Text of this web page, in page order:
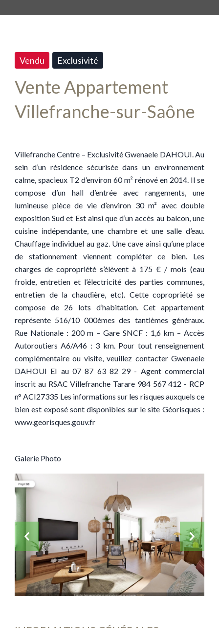
Vendu Exclusivité
Vente Appartement
Villefranche-sur-Saône
Villefranche Centre – Exclusivité Gwenaele DAHOUI. Au
sein d’un résidence sécurisée dans un environnement
calme, spacieux T2 d’environ 60 m² rénové en 2014. Il se
compose d’un hall d’entrée avec rangements, une
lumineuse pièce de vie d’environ 30 m² avec double
exposition Sud et Est ainsi que d’un accès au balcon, une
cuisine indépendante, une chambre et une salle d’eau.
Chauffage individuel au gaz. Une cave ainsi qu’une place
de stationnement viennent compléter ce bien. Les
charges de copropriété s’élèvent à 175 € / mois (eau
froide, entretien et l’électricité des parties communes,
entretien de la chaudière, etc). Cette copropriété se
compose de 26 lots d’habitation. Cet appartement
représente 516/10 000èmes des tantièmes généraux.
Rue Nationale : 200 m – Gare SNCF : 1,6 km – Accès
Autoroutiers A6/A46 : 3 km. Pour tout renseignement
complémentaire ou visite, veuillez contacter Gwenaele
DAHOUI EI au 07 87 63 82 29 - Agent commercial
inscrit au RSAC Villefranche Tarare 984 567 412 - RCP
n° ACI27335 Les informations sur les risques auxquels ce
bien est exposé sont disponibles sur le site Géorisques :
www.georisques.gouv.fr
Galerie Photo